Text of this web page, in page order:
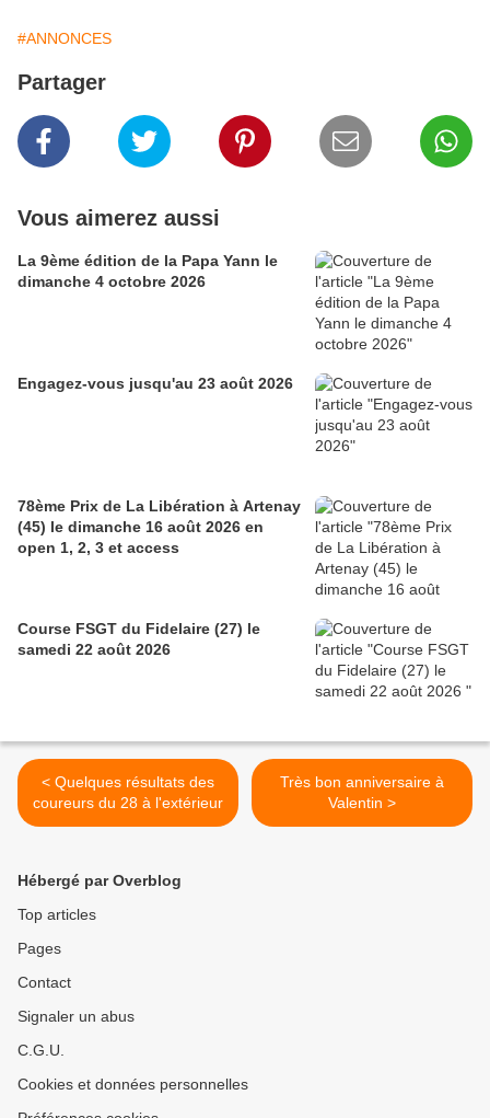
#ANNONCES
Partager
Vous aimerez aussi
La 9ème édition de la Papa Yann le
dimanche 4 octobre 2026
Engagez-vous jusqu'au 23 août 2026
78ème Prix de La Libération à Artenay
(45) le dimanche 16 août 2026 en
open 1, 2, 3 et access
Course FSGT du Fidelaire (27) le
samedi 22 août 2026
< Quelques résultats des
coureurs du 28 à l'extérieur
Très bon anniversaire à
Valentin >
Hébergé par Overblog
Top articles
Pages
Contact
Signaler un abus
C.G.U.
Cookies et données personnelles